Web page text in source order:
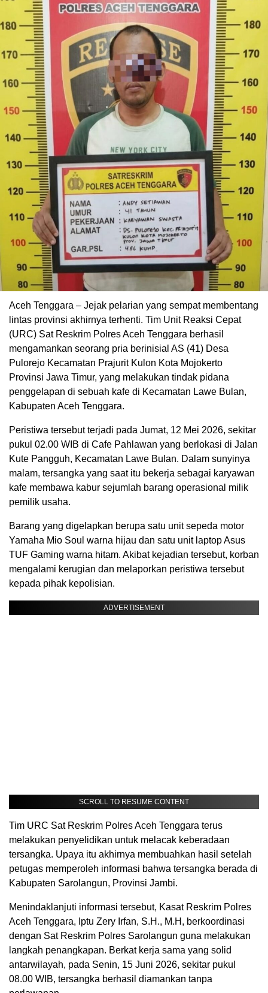
Aceh Tenggara – Jejak pelarian yang sempat membentang
lintas provinsi akhirnya terhenti. Tim Unit Reaksi Cepat
(URC) Sat Reskrim Polres Aceh Tenggara berhasil
mengamankan seorang pria berinisial AS (41) Desa
Pulorejo Kecamatan Prajurit Kulon Kota Mojokerto
Provinsi Jawa Timur, yang melakukan tindak pidana
penggelapan di sebuah kafe di Kecamatan Lawe Bulan,
Kabupaten Aceh Tenggara.
Peristiwa tersebut terjadi pada Jumat, 12 Mei 2026, sekitar
pukul 02.00 WIB di Cafe Pahlawan yang berlokasi di Jalan
Kute Pangguh, Kecamatan Lawe Bulan. Dalam sunyinya
malam, tersangka yang saat itu bekerja sebagai karyawan
kafe membawa kabur sejumlah barang operasional milik
pemilik usaha.
Barang yang digelapkan berupa satu unit sepeda motor
Yamaha Mio Soul warna hijau dan satu unit laptop Asus
TUF Gaming warna hitam. Akibat kejadian tersebut, korban
mengalami kerugian dan melaporkan peristiwa tersebut
kepada pihak kepolisian.
ADVERTISEMENT
SCROLL TO RESUME CONTENT
Tim URC Sat Reskrim Polres Aceh Tenggara terus
melakukan penyelidikan untuk melacak keberadaan
tersangka. Upaya itu akhirnya membuahkan hasil setelah
petugas memperoleh informasi bahwa tersangka berada di
Kabupaten Sarolangun, Provinsi Jambi.
Menindaklanjuti informasi tersebut, Kasat Reskrim Polres
Aceh Tenggara, Iptu Zery Irfan, S.H., M.H, berkoordinasi
dengan Sat Reskrim Polres Sarolangun guna melakukan
langkah penangkapan. Berkat kerja sama yang solid
antarwilayah, pada Senin, 15 Juni 2026, sekitar pukul
08.00 WIB, tersangka berhasil diamankan tanpa